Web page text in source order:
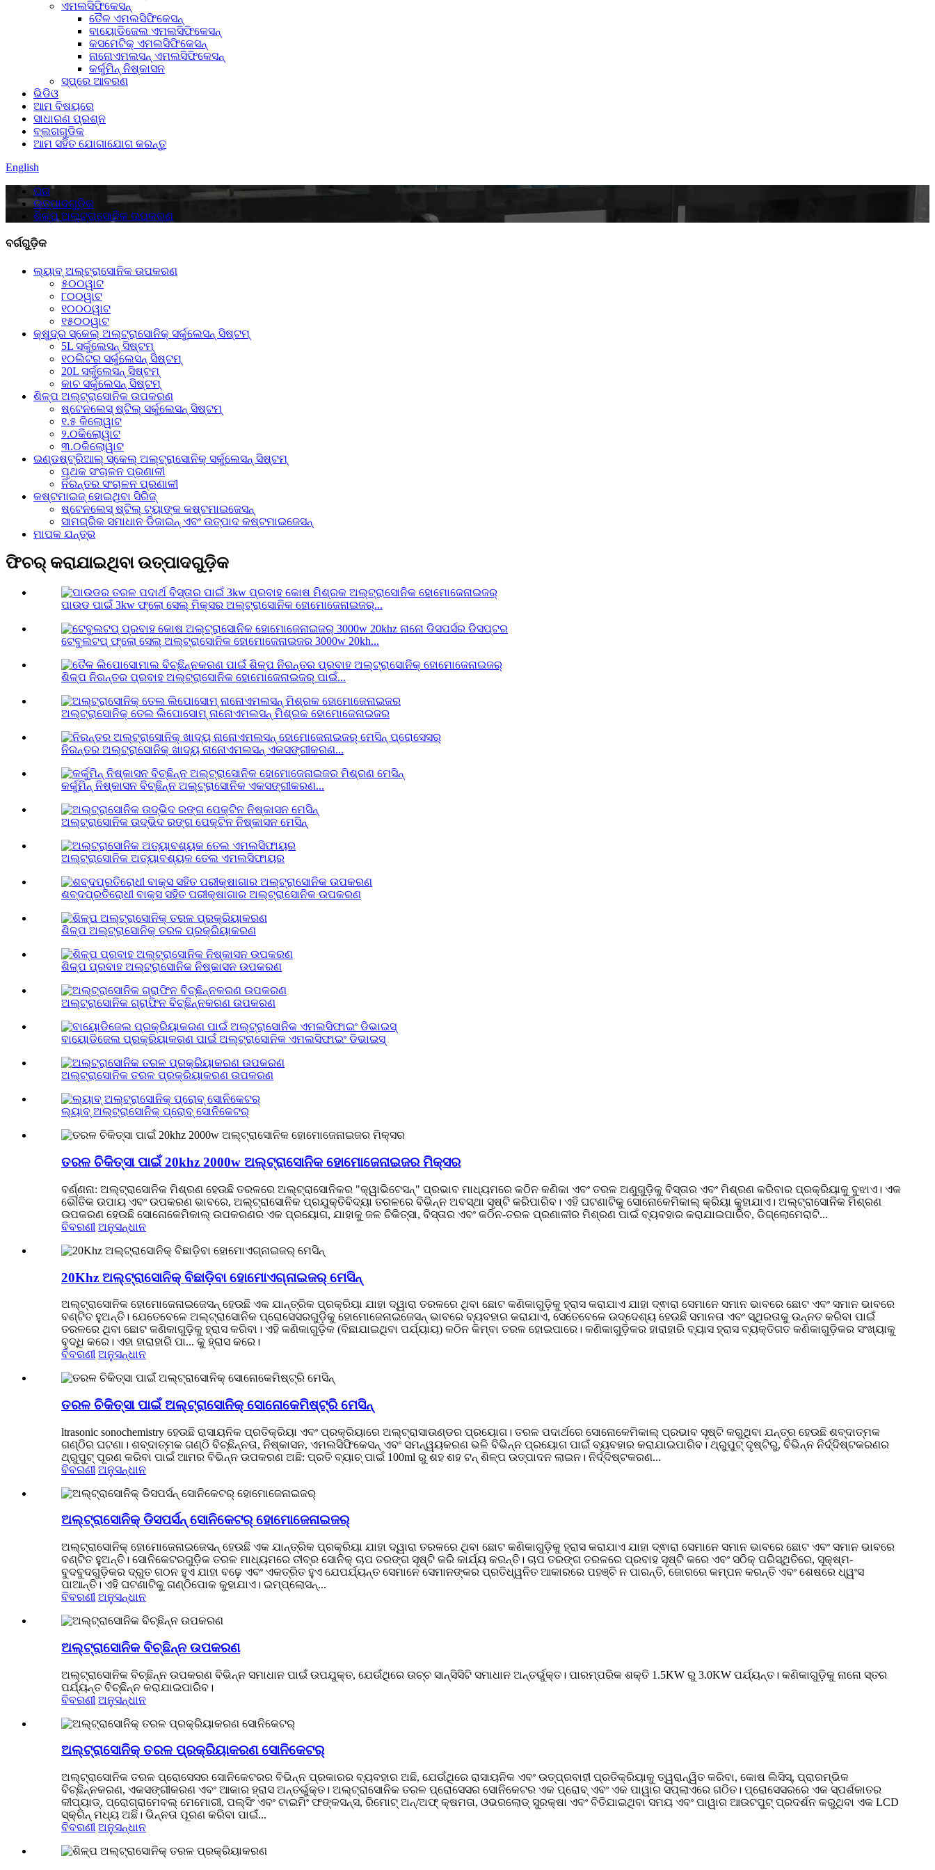
ଏମଲସିଫିକେସନ୍
ତୈଳ ଏମଲସିଫିକେସନ୍
ବାୟୋଡିଜେଲ ଏମଲସିଫିକେସନ୍
କସମେଟିକ୍ ଏମଲସିଫିକେସନ୍
ନାନୋଏମଲସନ୍ ଏମଲସିଫିକେସନ୍
କର୍କୁମିନ୍ ନିଷ୍କାସନ
ସ୍ପ୍ରେ ଆବରଣ
ଭିଡିଓ
ଆମ ବିଷୟରେ
ସାଧାରଣ ପ୍ରଶ୍ନ
ବ୍ଲଗଗୁଡିକ
ଆମ ସହିତ ଯୋଗାଯୋଗ କରନ୍ତୁ
English
ଘର
ଉତ୍ପାଦଗୁଡ଼ିକ
ଶିଳ୍ପ ଅଲ୍ଟ୍ରାସୋନିକ ଉପକରଣ
ବର୍ଗଗୁଡ଼ିକ
ଲ୍ୟାବ୍ ଅଲ୍ଟ୍ରାସୋନିକ ଉପକରଣ
୫୦୦ୱାଟ
୮୦୦ୱାଟ
୧୦୦୦ୱାଟ
୧୫୦୦ୱାଟ
କ୍ଷୁଦ୍ର ସ୍କେଲ୍ ଅଲ୍ଟ୍ରାସୋନିକ୍ ସର୍କୁଲେସନ୍ ସିଷ୍ଟମ୍
5L ସର୍କୁଲେସନ୍ ସିଷ୍ଟମ୍
୧୦ଲିଟର ସର୍କୁଲେସନ୍ ସିଷ୍ଟମ୍
20L ସର୍କୁଲେସନ୍ ସିଷ୍ଟମ୍
କାଚ ସର୍କୁଲେସନ୍ ସିଷ୍ଟମ୍
ଶିଳ୍ପ ଅଲ୍ଟ୍ରାସୋନିକ ଉପକରଣ
ଷ୍ଟେନଲେସ୍ ଷ୍ଟିଲ୍ ସର୍କୁଲେସନ୍ ସିଷ୍ଟମ୍
୧.୫ କିଲୋୱାଟ
୨.୦କିଲୋୱାଟ
୩.୦କିଲୋୱାଟ
ଇଣ୍ଡଷ୍ଟ୍ରିଆଲ୍ ସ୍କେଲ୍ ଅଲ୍ଟ୍ରାସୋନିକ୍ ସର୍କୁଲେସନ୍ ସିଷ୍ଟମ୍
ପୃଥକ ସଂଚାଳନ ପ୍ରଣାଳୀ
ନିରନ୍ତର ସଂଚାଳନ ପ୍ରଣାଳୀ
କଷ୍ଟମାଇଜ୍ ହୋଇଥିବା ସିରିଜ୍
ଷ୍ଟେନଲେସ୍ ଷ୍ଟିଲ୍ ଟ୍ୟାଙ୍କ କଷ୍ଟମାଇଜେସନ୍
ସାମଗ୍ରିକ ସମାଧାନ ଡିଜାଇନ୍ ଏବଂ ଉତ୍ପାଦ କଷ୍ଟମାଇଜେସନ୍
ମାପକ ଯନ୍ତ୍ର
ଫିଚର୍ କରାଯାଇଥିବା ଉତ୍ପାଦଗୁଡ଼ିକ
ପାଉଡ ପାଇଁ 3kw ଫ୍ଲୋ ସେଲ୍ ମିକ୍ସର ଅଲ୍ଟ୍ରାସୋନିକ ହୋମୋଜେନାଇଜର୍...
ଟେବୁଲଟପ୍ ଫ୍ଲୋ ସେଲ୍ ଅଲ୍ଟ୍ରାସୋନିକ ହୋମୋଜେନାଇଜର 3000w 20kh...
ଶିଳ୍ପ ନିରନ୍ତର ପ୍ରବାହ ଅଲ୍ଟ୍ରାସୋନିକ ହୋମୋଜେନାଇଜର୍ ପାଇଁ...
ଅଲ୍ଟ୍ରାସୋନିକ୍ ତେଲ ଲିପୋସୋମ୍ ନାନୋଏମଲସନ୍ ମିଶ୍ରକ ହୋମୋଜେନାଇଜର
ନିରନ୍ତର ଅଲ୍ଟ୍ରାସୋନିକ୍ ଖାଦ୍ୟ ନାନୋଏମଲସନ୍ ଏକସଙ୍ଗୀକରଣ...
କର୍କୁମିନ୍ ନିଷ୍କାସନ ବିଚ୍ଛିନ୍ନ ଅଲ୍ଟ୍ରାସୋନିକ ଏକସଙ୍ଗୀକରଣ...
ଅଲ୍ଟ୍ରାସୋନିକ ଉଦ୍ଭିଦ ରଙ୍ଗ ପେକ୍ଟିନ ନିଷ୍କାସନ ମେସିନ୍
ଅଲ୍ଟ୍ରାସୋନିକ ଅତ୍ୟାବଶ୍ୟକ ତେଲ ଏମଲସିଫାୟର
ଶବ୍ଦପ୍ରତିରୋଧୀ ବାକ୍ସ ସହିତ ପରୀକ୍ଷାଗାର ଅଲ୍ଟ୍ରାସୋନିକ ଉପକରଣ
ଶିଳ୍ପ ଅଲ୍ଟ୍ରାସୋନିକ୍ ତରଳ ପ୍ରକ୍ରିୟାକରଣ
ଶିଳ୍ପ ପ୍ରବାହ ଅଲ୍ଟ୍ରାସୋନିକ ନିଷ୍କାସନ ଉପକରଣ
ଅଲ୍ଟ୍ରାସୋନିକ ଗ୍ରାଫିନ ବିଚ୍ଛିନ୍ନକରଣ ଉପକରଣ
ବାୟୋଡିଜେଲ ପ୍ରକ୍ରିୟାକରଣ ପାଇଁ ଅଲ୍ଟ୍ରାସୋନିକ ଏମଲସିଫାଇଂ ଡିଭାଇସ୍
ଅଲ୍ଟ୍ରାସୋନିକ ତରଳ ପ୍ରକ୍ରିୟାକରଣ ଉପକରଣ
ଲ୍ୟାବ୍ ଅଲ୍ଟ୍ରାସୋନିକ୍ ପ୍ରୋବ୍ ସୋନିକେଟର୍
ତରଳ ଚିକିତ୍ସା ପାଇଁ 20khz 2000w ଅଲ୍ଟ୍ରାସୋନିକ ହୋମୋଜେନାଇଜର ମିକ୍ସର
ବର୍ଣ୍ଣନା: ଅଲ୍ଟ୍ରାସୋନିକ ମିଶ୍ରଣ ହେଉଛି ତରଳରେ ଅଲ୍ଟ୍ରାସୋନିକର "କ୍ୱାଭିଟେସନ୍" ପ୍ରଭାବ ମାଧ୍ୟମରେ କଠିନ କଣିକା ଏବଂ ତରଳ ଅଣୁଗୁଡ଼ିକୁ ବିସ୍ତାର ଏବଂ ମିଶ୍ରଣ କରିବାର ପ୍ରକ୍ରିୟାକୁ ବୁଝାଏ। ଏକ
ଭୌତିକ ଉପାୟ ଏବଂ ଉପକରଣ ଭାବରେ, ଅଲ୍ଟ୍ରାସୋନିକ ପ୍ରଯୁକ୍ତିବିଦ୍ୟା ତରଳରେ ବିଭିନ୍ନ ଅବସ୍ଥା ସୃଷ୍ଟି କରିପାରିବ। ଏହି ଘଟଣାଟିକୁ ସୋନୋକେମିକାଲ୍ କ୍ରିୟା କୁହାଯାଏ। ଅଲ୍ଟ୍ରାସୋନିକ ମିଶ୍ରଣ
ଉପକରଣ ହେଉଛି ସୋନୋକେମିକାଲ୍ ଉପକରଣର ଏକ ପ୍ରୟୋଗ, ଯାହାକୁ ଜଳ ଚିକିତ୍ସା, ବିସ୍ତାର ଏବଂ କଠିନ-ତରଳ ପ୍ରଣାଳୀର ମିଶ୍ରଣ ପାଇଁ ବ୍ୟବହାର କରାଯାଇପାରିବ, ଡିଗ୍ଲୋମେରାଟି...
ବିବରଣୀ ଅନୁସନ୍ଧାନ
20Khz ଅଲ୍ଟ୍ରାସୋନିକ୍ ବିଛାଡ଼ିବା ହୋମୋଏଗ୍ନାଇଜର୍ ମେସିନ୍
ଅଲ୍ଟ୍ରାସୋନିକ ହୋମୋଜେନାଇଜେସନ୍ ହେଉଛି ଏକ ଯାନ୍ତ୍ରିକ ପ୍ରକ୍ରିୟା ଯାହା ଦ୍ୱାରା ତରଳରେ ଥିବା ଛୋଟ କଣିକାଗୁଡ଼ିକୁ ହ୍ରାସ କରାଯାଏ ଯାହା ଦ୍ଵାରା ସେମାନେ ସମାନ ଭାବରେ ଛୋଟ ଏବଂ ସମାନ ଭାବରେ
ବଣ୍ଟିତ ହୁଅନ୍ତି। ଯେତେବେଳେ ଅଲ୍ଟ୍ରାସୋନିକ ପ୍ରୋସେସରଗୁଡ଼ିକୁ ହୋମୋଜେନାଇଜେସନ୍ ଭାବରେ ବ୍ୟବହାର କରାଯାଏ, ସେତେବେଳେ ଉଦ୍ଦେଶ୍ୟ ହେଉଛି ସମାନତା ଏବଂ ସ୍ଥିରତାକୁ ଉନ୍ନତ କରିବା ପାଇଁ
ତରଳରେ ଥିବା ଛୋଟ କଣିକାଗୁଡ଼ିକୁ ହ୍ରାସ କରିବା। ଏହି କଣିକାଗୁଡ଼ିକ (ବିଛାଯାଇଥିବା ପର୍ଯ୍ୟାୟ) କଠିନ କିମ୍ବା ତରଳ ହୋଇପାରେ। କଣିକାଗୁଡ଼ିକର ହାରାହାରି ବ୍ୟାସ ହ୍ରାସ ବ୍ୟକ୍ତିଗତ କଣିକାଗୁଡ଼ିକର ସଂଖ୍ୟାକୁ
ବୃଦ୍ଧି କରେ। ଏହା ହାରାହାରି ପା... କୁ ହ୍ରାସ କରେ।
ବିବରଣୀ ଅନୁସନ୍ଧାନ
ତରଳ ଚିକିତ୍ସା ପାଇଁ ଅଲ୍ଟ୍ରାସୋନିକ୍ ସୋନୋକେମିଷ୍ଟ୍ରି ମେସିନ୍
ltrasonic sonochemistry ହେଉଛି ରାସାୟନିକ ପ୍ରତିକ୍ରିୟା ଏବଂ ପ୍ରକ୍ରିୟାରେ ଅଲ୍ଟ୍ରାସାଉଣ୍ଡର ପ୍ରୟୋଗ। ତରଳ ପଦାର୍ଥରେ ସୋନୋକେମିକାଲ୍ ପ୍ରଭାବ ସୃଷ୍ଟି କରୁଥିବା ଯନ୍ତ୍ର ହେଉଛି ଶବ୍ଦାତ୍ମକ
ଗଣ୍ଠିର ଘଟଣା। ଶବ୍ଦାତ୍ମକ ଗଣ୍ଠି ବିଚ୍ଛିନ୍ନତା, ନିଷ୍କାସନ, ଏମଲସିଫିକେସନ୍ ଏବଂ ସମନ୍ୱୟକରଣ ଭଳି ବିଭିନ୍ନ ପ୍ରୟୋଗ ପାଇଁ ବ୍ୟବହାର କରାଯାଇପାରିବ। ଥ୍ରୁପୁଟ୍ ଦୃଷ୍ଟିରୁ, ବିଭିନ୍ନ ନିର୍ଦ୍ଦିଷ୍ଟକରଣର
ଥ୍ରୁପୁଟ୍ ପୂରଣ କରିବା ପାଇଁ ଆମର ବିଭିନ୍ନ ଉପକରଣ ଅଛି: ପ୍ରତି ବ୍ୟାଚ୍ ପାଇଁ 100ml ରୁ ଶହ ଶହ ଟନ୍ ଶିଳ୍ପ ଉତ୍ପାଦନ ଲାଇନ। ନିର୍ଦ୍ଦିଷ୍ଟକରଣ...
ବିବରଣୀ ଅନୁସନ୍ଧାନ
ଅଲ୍ଟ୍ରାସୋନିକ୍ ଡିସପର୍ସନ୍ ସୋନିକେଟର୍ ହୋମୋଜେନାଇଜର୍
ଅଲ୍ଟ୍ରାସୋନିକ୍ ହୋମୋଜେନାଇଜେସନ୍ ହେଉଛି ଏକ ଯାନ୍ତ୍ରିକ ପ୍ରକ୍ରିୟା ଯାହା ଦ୍ୱାରା ତରଳରେ ଥିବା ଛୋଟ କଣିକାଗୁଡ଼ିକୁ ହ୍ରାସ କରାଯାଏ ଯାହା ଦ୍ଵାରା ସେମାନେ ସମାନ ଭାବରେ ଛୋଟ ଏବଂ ସମାନ ଭାବରେ
ବଣ୍ଟିତ ହୁଅନ୍ତି। ସୋନିକେଟରଗୁଡ଼ିକ ତରଳ ମାଧ୍ୟମରେ ତୀବ୍ର ସୋନିକ୍ ଚାପ ତରଙ୍ଗ ସୃଷ୍ଟି କରି କାର୍ଯ୍ୟ କରନ୍ତି। ଚାପ ତରଙ୍ଗ ତରଳରେ ପ୍ରବାହ ସୃଷ୍ଟି କରେ ଏବଂ ସଠିକ୍ ପରିସ୍ଥିତିରେ, ସୂକ୍ଷ୍ମ-
ବୁଦବୁଦଗୁଡ଼ିକର ଦ୍ରୁତ ଗଠନ ହୁଏ ଯାହା ବଢ଼େ ଏବଂ ଏକତ୍ରିତ ହୁଏ ଯେପର୍ଯ୍ୟନ୍ତ ସେମାନେ ସେମାନଙ୍କର ପ୍ରତିଧ୍ୱନିତ ଆକାରରେ ପହଞ୍ଚି ନ ପାରନ୍ତି, ଜୋରରେ କମ୍ପନ କରନ୍ତି ଏବଂ ଶେଷରେ ଧ୍ୱଂସ
ପାଆନ୍ତି। ଏହି ଘଟଣାଟିକୁ ଗଣ୍ଠିପୋକ କୁହାଯାଏ। ଇମ୍ପ୍ଲୋସନ୍...
ବିବରଣୀ ଅନୁସନ୍ଧାନ
ଅଲ୍ଟ୍ରାସୋନିକ ବିଚ୍ଛିନ୍ନ ଉପକରଣ
ଅଲ୍ଟ୍ରାସୋନିକ ବିଚ୍ଛିନ୍ନ ଉପକରଣ ବିଭିନ୍ନ ସମାଧାନ ପାଇଁ ଉପଯୁକ୍ତ, ଯେଉଁଥିରେ ଉଚ୍ଚ ସାନ୍ସିସିଟି ସମାଧାନ ଅନ୍ତର୍ଭୁକ୍ତ। ପାରମ୍ପରିକ ଶକ୍ତି 1.5KW ରୁ 3.0KW ପର୍ଯ୍ୟନ୍ତ। କଣିକାଗୁଡ଼ିକୁ ନାନୋ ସ୍ତର
ପର୍ଯ୍ୟନ୍ତ ବିଚ୍ଛିନ୍ନ କରାଯାଇପାରିବ।
ବିବରଣୀ ଅନୁସନ୍ଧାନ
ଅଲ୍ଟ୍ରାସୋନିକ୍ ତରଳ ପ୍ରକ୍ରିୟାକରଣ ସୋନିକେଟର୍
ଅଲ୍ଟ୍ରାସୋନିକ ତରଳ ପ୍ରୋସେସର ସୋନିକେଟରର ବିଭିନ୍ନ ପ୍ରକାରର ବ୍ୟବହାର ଅଛି, ଯେଉଁଥିରେ ରାସାୟନିକ ଏବଂ ଉତ୍ପ୍ରବାହୀ ପ୍ରତିକ୍ରିୟାକୁ ତ୍ୱରାନ୍ୱିତ କରିବା, କୋଷ ଲିସିସ୍, ପ୍ରାରମ୍ଭିକ
ବିଚ୍ଛିନ୍ନକରଣ, ଏକସଙ୍ଗୀକରଣ ଏବଂ ଆକାର ହ୍ରାସ ଅନ୍ତର୍ଭୁକ୍ତ। ଅଲ୍ଟ୍ରାସୋନିକ ତରଳ ପ୍ରୋସେସର ସୋନିକେଟର ଏକ ପ୍ରୋବ୍ ଏବଂ ଏକ ପାୱାର ସପ୍ଲାଏରେ ଗଠିତ। ପ୍ରୋସେସରରେ ଏକ ସ୍ପର୍ଶକାତର
କୀପ୍ୟାଡ୍, ପ୍ରୋଗ୍ରାମେବଲ୍ ମେମୋରୀ, ପଲ୍ସିଂ ଏବଂ ଟାଇମିଂ ଫଙ୍କସନ୍ସ, ରିମୋଟ୍ ଅନ୍/ଅଫ୍ କ୍ଷମତା, ଓଭରଲୋଡ୍ ସୁରକ୍ଷା ଏବଂ ବିତିଯାଇଥିବା ସମୟ ଏବଂ ପାୱାର ଆଉଟପୁଟ୍ ପ୍ରଦର୍ଶନ କରୁଥିବା ଏକ LCD
ସ୍କ୍ରିନ୍ ମଧ୍ୟ ଅଛି। ଭିନ୍ନତା ପୂରଣ କରିବା ପାଇଁ...
ବିବରଣୀ ଅନୁସନ୍ଧାନ